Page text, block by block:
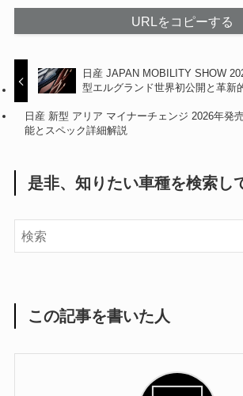
URLをコピーする
日産 JAPAN MOBILITY SHOW
型エルグランド世界初公開と革新
日産 新型 アリア マイナーチェンジ 2026年発
能とスペック詳細解説
是非、知りたい車種を検索し
この記事を書いた人